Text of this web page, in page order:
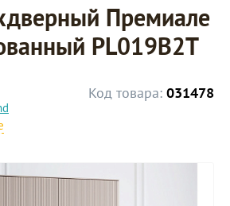
Премиале
PL019B2T
Код товара: 031478